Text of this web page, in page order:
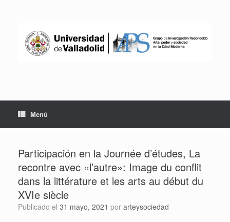
Menú
Participación en la Journée d’études, La
recontre avec «l’autre»: Image du conflit
dans la littérature et les arts au début du
XVIe siècle
Publicado el 31 mayo, 2021 por arteysociedad